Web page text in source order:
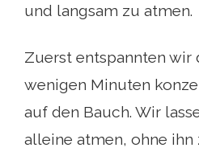
und langsam zu atmen.
Zuerst entspannten wir
wenigen Minuten
auf den Bauch. Wir
alleine atmen, ohne ihn